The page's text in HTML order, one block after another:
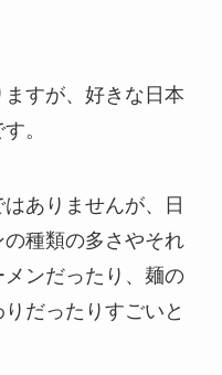
すが、好きな日本
。
ありませんが、日
種類の多さやそれ
ンだったり、麺の
だったりすごいと